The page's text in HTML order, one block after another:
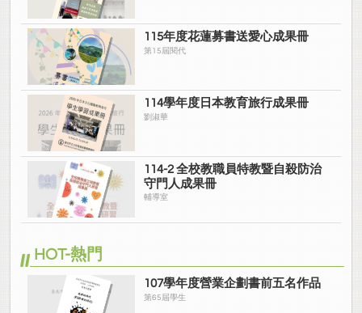
115年度花蓮募書送愛心成果冊
第15屆閱代
114學年度日本教育旅行成果冊
劉淑華
114-2 全校教職員特教暨自殺防治
守門人成果冊
輔導室
HOT-熱門
107學年度營業企劃書前五名作品
第65屆學生